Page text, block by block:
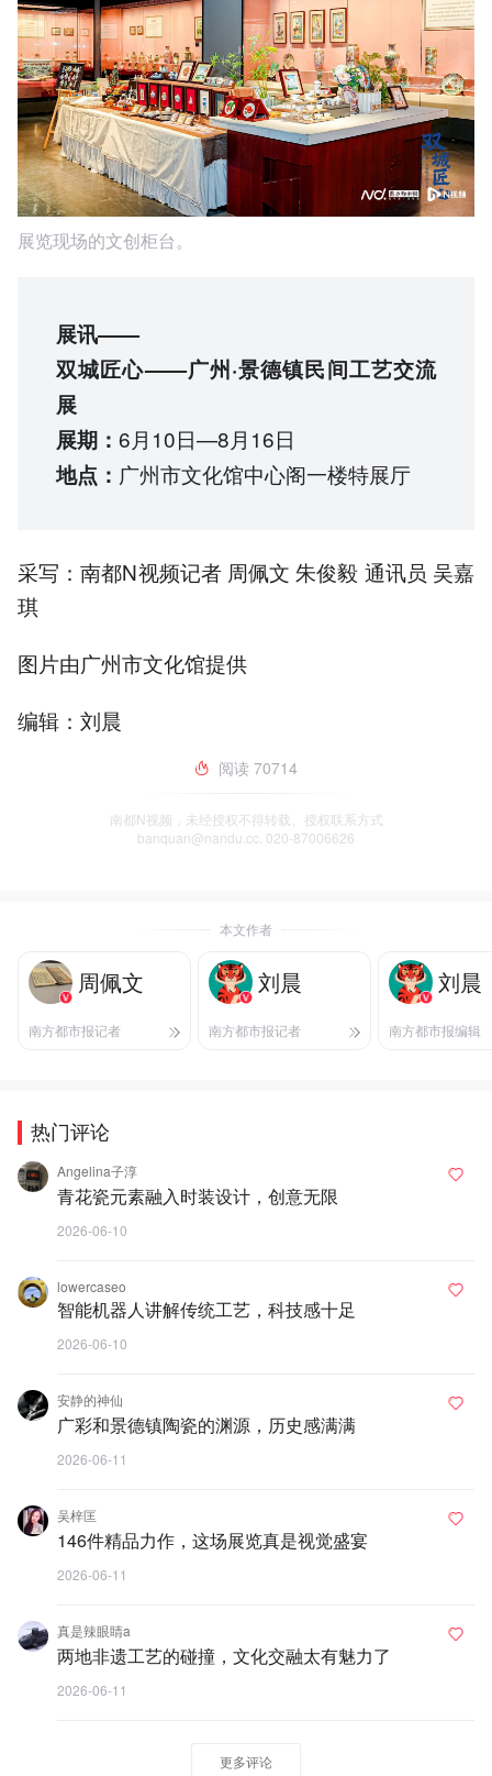
展览现场的文创柜台。
展讯——
双城匠心——广州·景德镇民间工艺交流
展
展期： 6月10日—8月16日
地点： 广州市文化馆中心阁一楼特展厅
采写：南都N视频记者 周佩文 朱俊毅 通讯员 吴嘉
琪
图片由广州市文化馆提供
编辑：刘晨
阅读 70714
南都N视频，未经授权不得转载、授权联系方式
banquan@nandu.cc. 020-87006626
本文作者
周佩文
南方都市报记者
刘晨
南方都市报记者
刘晨
南方都市报编辑
热门评论
Angelina子淳
青花瓷元素融入时装设计，创意无限
2026-06-10
lowercaseo
智能机器人讲解传统工艺，科技感十足
2026-06-10
安静的神仙
广彩和景德镇陶瓷的渊源，历史感满满
2026-06-11
吴梓匡
146件精品力作，这场展览真是视觉盛宴
2026-06-11
真是辣眼睛a
两地非遗工艺的碰撞，文化交融太有魅力了
2026-06-11
更多评论